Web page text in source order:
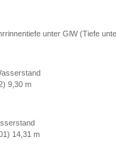
unter GlW (Tiefe
9,30 m
14,31 m